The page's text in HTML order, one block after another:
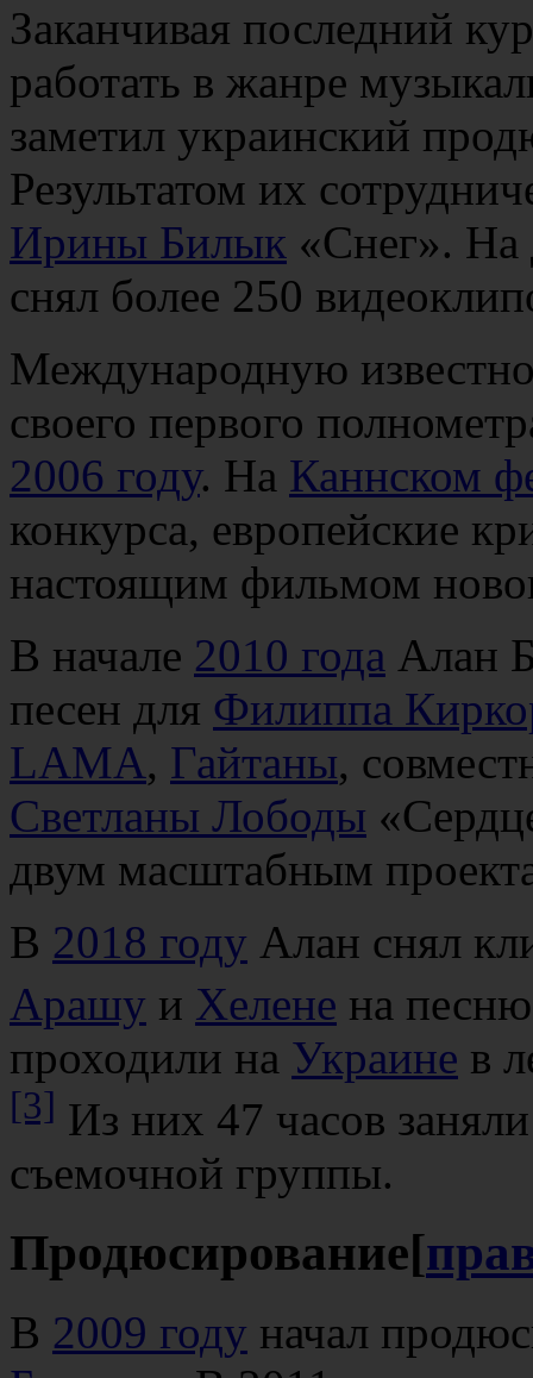
Заканчивая последний
работать в жанре
заметил украинский
Результатом их
Ирины Билык «Снег».
снял более 250
Международную
своего первого
2006 году. На Каннском
конкурса, европейские
настоящим фильмом
В начале 2010 года Алан
песен для Филиппа
LAMA, Гайтаны,
Светланы Лободы
двум масштабным
В 2018 году Алан снял
Арашу и Хелене на
проходили на Украине в
[3] Из них 47 часов
съемочной группы.
Продюсирование[
В 2009 году начал